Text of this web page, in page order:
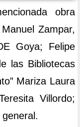
obra
Zampar,
Goya; Felipe
las Bibliotecas
Mariza Laura
Villordo;